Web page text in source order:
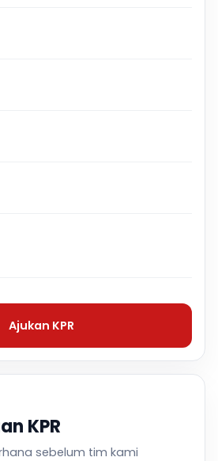
KPR
sebelum tim kami
Ajukan KPR